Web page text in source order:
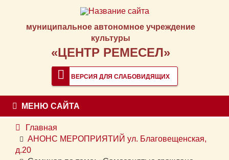
муниципальное автономное учреждение
культуры
«ЦЕНТР РЕМЕСЕЛ»
ВЕРСИЯ ДЛЯ СЛАБОВИДЯЩИХ
МЕНЮ САЙТА
Главная
АНОНС МЕРОПРИЯТИЙ ул. Благовещенская,
д.20